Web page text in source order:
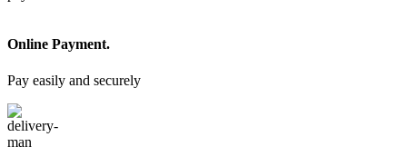
Online Payment.
Pay easily and securely